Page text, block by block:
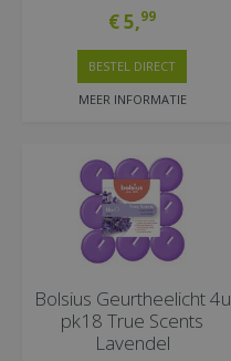
€5,99
MEER INFORMATIE
BESTEL DIRECT
Bolsius Geurtheelicht 4u
pk18 True Scents
Lavendel